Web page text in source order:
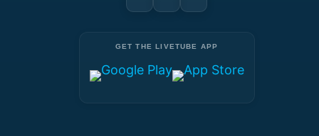
GET THE LIVETUBE APP